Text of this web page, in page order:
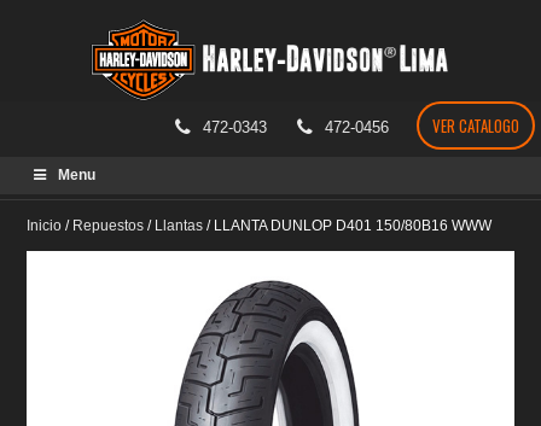
472-0343 472-0456 VER CATALOGO
Menu
Inicio / Repuestos / Llantas / LLANTA DUNLOP D401 150/80B16 WWW